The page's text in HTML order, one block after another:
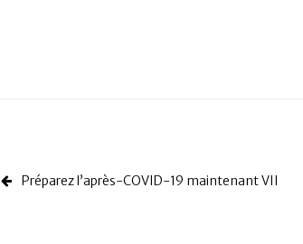
Préparez l’après-COVID-19 maintenant VII